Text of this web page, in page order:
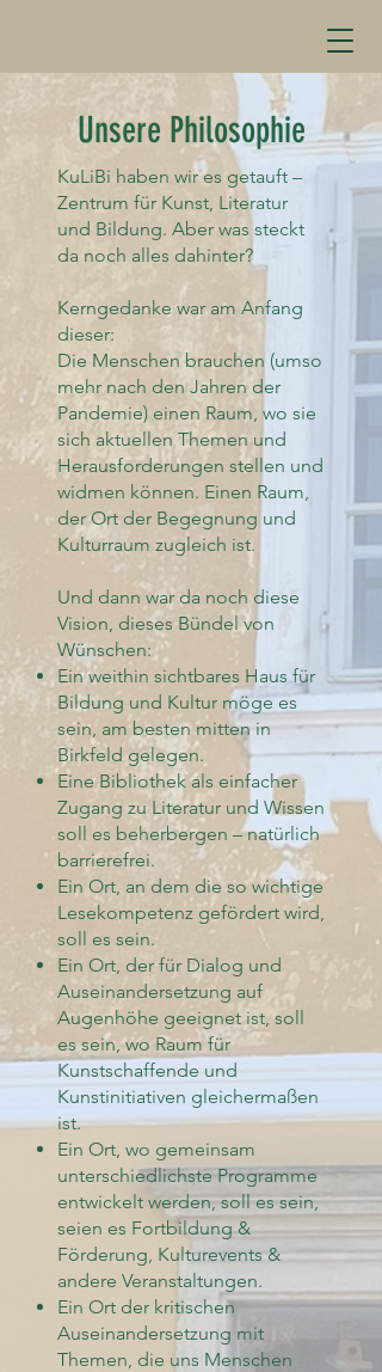
Unsere Philosophie
KuLiBi haben wir es getauft –
Zentrum für Kunst, Literatur
und Bildung. Aber was steckt
da noch alles dahinter?
Kerngedanke war am Anfang
dieser:
Die Menschen brauchen (umso
mehr nach den Jahren der
Pandemie) einen Raum, wo sie
sich aktuellen Themen und
Herausforderungen stellen und
widmen können. Einen Raum,
der Ort der Begegnung und
Kulturraum zugleich ist.
Und dann war da noch diese
Vision, dieses Bündel von
Wünschen:
Ein weithin sichtbares Haus für
Bildung und Kultur möge es
sein, am besten mitten in
Birkfeld gelegen.
Eine Bibliothek als einfacher
Zugang zu Literatur und Wissen
soll es beherbergen – natürlich
barrierefrei.
Ein Ort, an dem die so wichtige
Lesekompetenz gefördert wird,
soll es sein.
Ein Ort, der für Dialog und
Auseinandersetzung auf
Augenhöhe geeignet ist, soll
es sein, wo Raum für
Kunstschaffende und
Kunstinitiativen gleichermaßen
ist.
Ein Ort, wo gemeinsam
unterschiedlichste Programme
entwickelt werden, soll es sein,
seien es Fortbildung &
Förderung, Kulturevents &
andere Veranstaltungen.
Ein Ort der kritischen
Auseinandersetzung mit
Themen, die uns Menschen